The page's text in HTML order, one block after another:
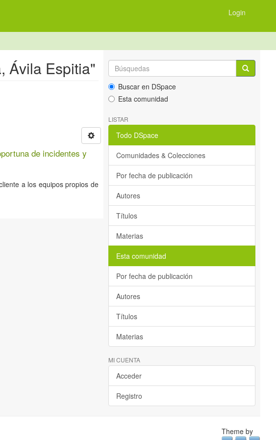
Login
Ávila Espitia"
de incidentes y
a los equipos propios de
Buscar en DSpace
Esta comunidad
LISTAR
Todo DSpace
Comunidades & Colecciones
Por fecha de publicación
Autores
Títulos
Materias
Esta comunidad
Por fecha de publicación
Autores
Títulos
Materias
MI CUENTA
Acceder
Registro
Theme by